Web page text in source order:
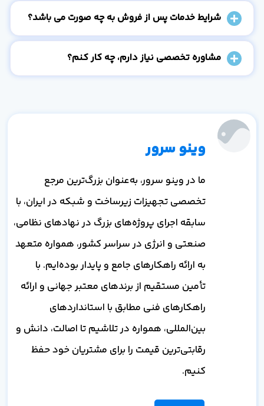
شرایط خدمات پس از فروش به چه صورت می باشد؟
مشاوره تخصصی نیاز دارم، چه کار کنم؟
وینو سرور
ما در وینو سرور، به‌عنوان بزرگ‌ترین مرجع
تخصصی تجهیزات زیرساخت و شبکه در ایران، با
سابقه اجرای پروژه‌های بزرگ در نهادهای نظامی،
صنعتی و انرژی در سراسر کشور، همواره متعهد
به ارائه راهکارهای جامع و پایدار بوده‌ایم. با
تأمین مستقیم از برندهای معتبر جهانی و ارائه
راهکارهای فنی مطابق با استانداردهای
بین‌المللی، همواره در تلاشیم تا اصالت، دانش و
رقابتی‌ترین قیمت را برای مشتریان خود حفظ
کنیم.